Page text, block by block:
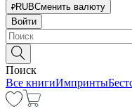
RUBСменить валюту
Войти
Поиск
Все книгиИмпринты